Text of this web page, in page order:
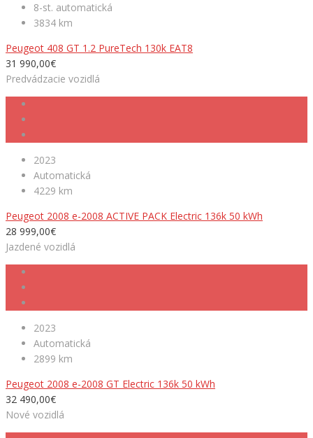
8-st. automatická
3834 km
Peugeot 408 GT 1.2 PureTech 130k EAT8
31 990,00€
Predvádzacie vozidlá
2023
Automatická
4229 km
Peugeot 2008 e-2008 ACTIVE PACK Electric 136k 50 kWh
28 999,00€
Jazdené vozidlá
2023
Automatická
2899 km
Peugeot 2008 e-2008 GT Electric 136k 50 kWh
32 490,00€
Nové vozidlá